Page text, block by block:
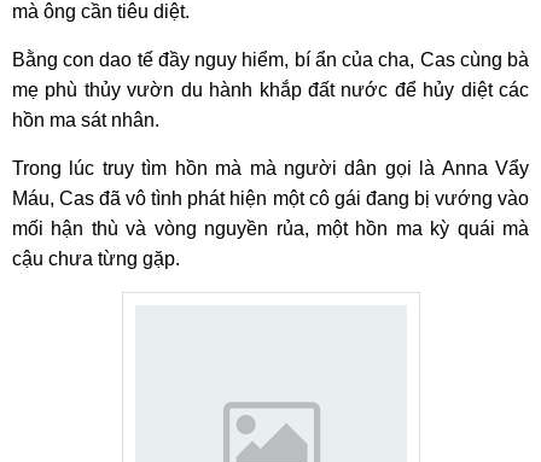
mà ông cần tiêu diệt.
Bằng con dao tế đầy nguy hiểm, bí ẩn của cha, Cas cùng bà
mẹ phù thủy vườn du hành khắp đất nước để hủy diệt các
hồn ma sát nhân.
Trong lúc truy tìm hồn mà mà người dân gọi là Anna Vẩy
Máu, Cas đã vô tình phát hiện một cô gái đang bị vướng vào
mối hận thù và vòng nguyền rủa, một hồn ma kỳ quái mà
cậu chưa từng gặp.